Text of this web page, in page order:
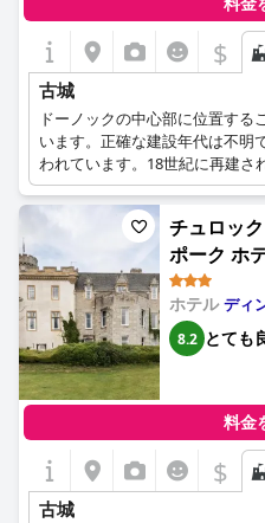
$
古城
ドーノックの中心部に位置する
います。正確な建設年代は不明
われています。18世紀に再建さ
ざまな用途に使われた後、現在
りました。この城は、当時の雰
するすべてのゲストに忘れら
ない。
チュロッ
ポーク ホ
‘A
ホテルディ
8.2 とても
料金
$
古城